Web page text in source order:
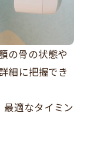
の骨の状態や
細に把握でき
適なタイミン